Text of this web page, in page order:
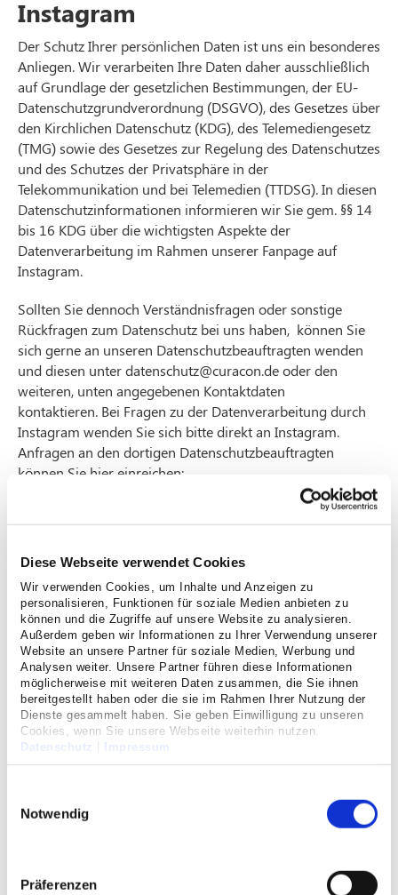
Diese Webseite verwendet Cookies
Wir verwenden Cookies, um Inhalte und Anzeigen zu
personalisieren, Funktionen für soziale Medien anbieten zu
können und die Zugriffe auf unsere Website zu analysieren.
Außerdem geben wir Informationen zu Ihrer Verwendung unserer
Website an unsere Partner für soziale Medien, Werbung und
Analysen weiter. Unsere Partner führen diese Informationen
möglicherweise mit weiteren Daten zusammen, die Sie ihnen
bereitgestellt haben oder die sie im Rahmen Ihrer Nutzung der
Dienste gesammelt haben. Sie geben Einwilligung zu unseren
Cookies, wenn Sie unsere Webseite weiterhin nutzen.
Datenschutz
Impressum
Notwendig
Präferenzen
Instagram
Der Schutz Ihrer persönlichen Daten ist uns ein besonderes
Anliegen. Wir verarbeiten Ihre Daten daher ausschließlich
auf Grundlage der gesetzlichen Bestimmungen, der EU-
Datenschutzgrundverordnung (DSGVO), des Gesetzes über
den Kirchlichen Datenschutz (KDG), des Telemediengesetz
(TMG) sowie des Gesetzes zur Regelung des Datenschutzes
und des Schutzes der Privatsphäre in der
Telekommunikation und bei Telemedien (TTDSG). In diesen
Datenschutzinformationen informieren wir Sie gem. §§ 14
bis 16 KDG über die wichtigsten Aspekte der
Datenverarbeitung im Rahmen unserer Fanpage auf
Instagram.
Sollten Sie dennoch Verständnisfragen oder sonstige
Rückfragen zum Datenschutz bei uns haben, können Sie
sich gerne an unseren Datenschutzbeauftragten wenden
und diesen unter datenschutz@curacon.de oder den
weiteren, unten angegebenen Kontaktdaten
kontaktieren. Bei Fragen zu der Datenverarbeitung durch
Instagram wenden Sie sich bitte direkt an Instagram.
Anfragen an den dortigen Datenschutzbeauftragten
können Sie hier einreichen:
https://help.instagram.com/519522125107875
A. Informationen nach §§ 14 bis 16 KDG
1. Verantwortlicher
2. Betrieblicher
Datenschutzbeauftragter
3. Rechte der Betroffenen
4. Beschwerderecht bei der